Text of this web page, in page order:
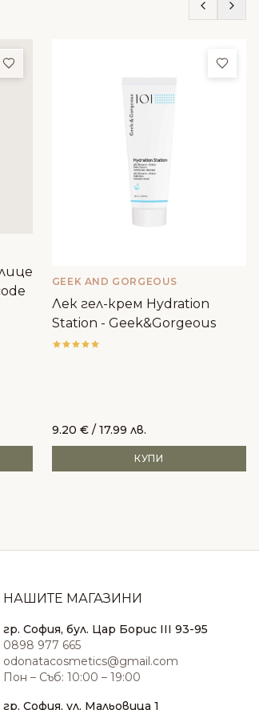
Добави в любими
GEEK AND GORGEOUS
Лек гел-крем Hydration
Station - Geek&Gorgeous
9.20 €/ 17.99 лв.
КУПИ
НАШИТЕ МАГАЗИНИ
гр. София, бул. Цар Борис III 93-95
0898 977 665
odonatacosmetics@gmail.com
Пон – Съб: 10:00 – 19:00
гр. София, ул. Мальовица 1